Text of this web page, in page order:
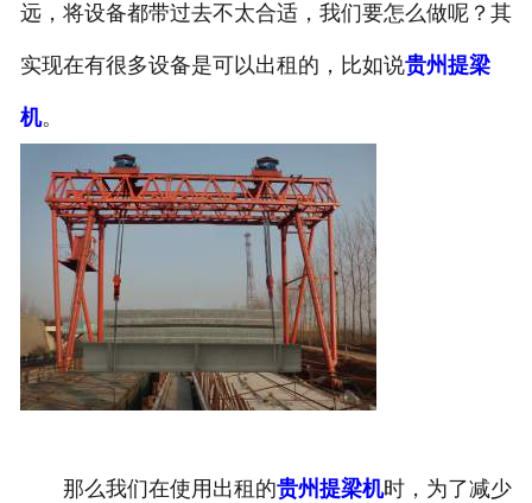
企业视频
远，将设备都带过去不太合适，我们要怎么做呢？其
实现在有很多设备是可以出租的，比如说贵州提梁
机。
那么我们在使用出租的贵州提梁机时，为了减少